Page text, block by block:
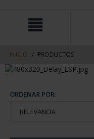
contenido
navegacin
INICIO PRODUCTOS
ORDENAR POR: